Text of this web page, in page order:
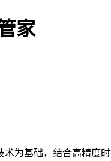
家
基础，结合高精度